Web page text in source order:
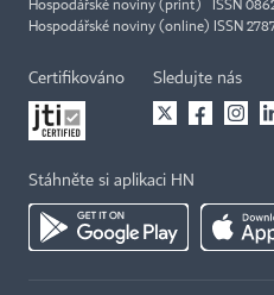
Hospodářské noviny (print) ISSN
Hospodářské noviny (online) ISSN
Certifikováno Sledujte nás
Stáhněte si aplikaci HN